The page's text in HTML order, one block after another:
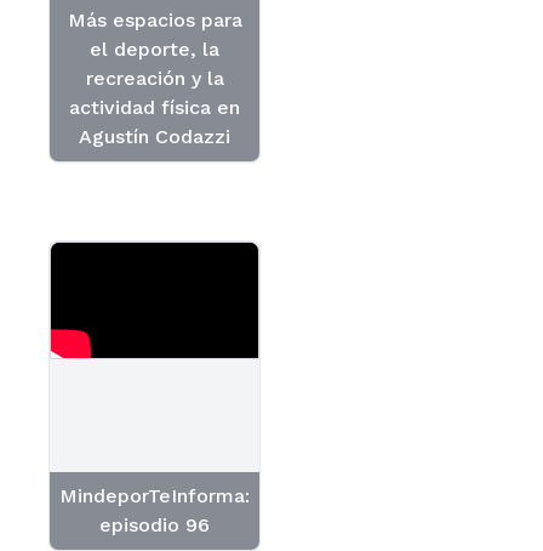
Más espacios para
el deporte, la
recreación y la
actividad física en
Agustín Codazzi
MindeporTeInforma:
episodio 96